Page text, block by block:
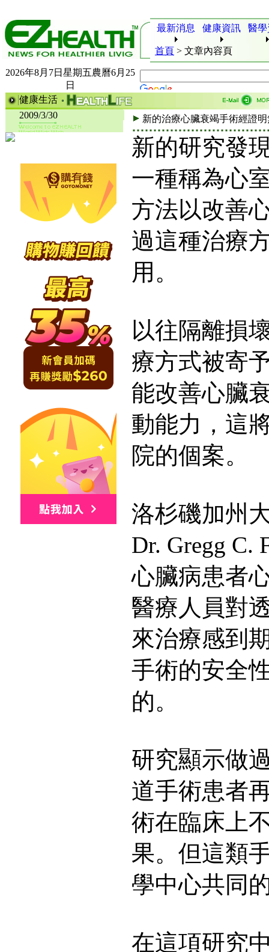
最新消息 健康資訊 醫
首頁 > 文章內容頁
2026年8月7日星期五農曆6月25
日
健康生活
2009/3/30
新的治療心臟衰竭手術經證
新的研究發
一種稱為心
方法以改善
過這種治療
用。
以往隔離損
療方式被寄
能改善心臟
動能力，這
院的個案。
洛杉磯加州
Dr. Gregg C.
心臟病患者
醫療人員對
來治療感到
手術的安全
的。
研究顯示做
道手術患者
術在臨床上
果。但這類
學中心共同
在這項研究